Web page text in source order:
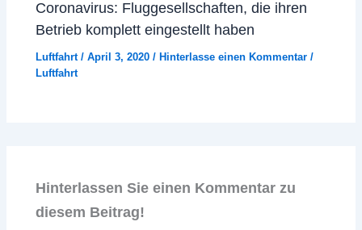
Coronavirus: Fluggesellschaften, die ihren
Betrieb komplett eingestellt haben
Luftfahrt/April 3, 2020/ Hinterlasse einen Kommentar /
Luftfahrt
Hinterlassen Sie einen Kommentar zu
diesem Beitrag!